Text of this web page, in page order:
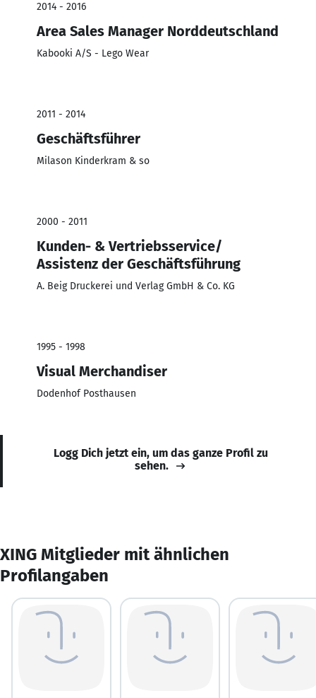
2014 - 2016
Area Sales Manager Norddeutschland
Kabooki A/S - Lego Wear
2011 - 2014
Geschäftsführer
Milason Kinderkram & so
2000 - 2011
Kunden- & Vertriebsservice/
Assistenz der Geschäftsführung
A. Beig Druckerei und Verlag GmbH & Co. KG
1995 - 1998
Visual Merchandiser
Dodenhof Posthausen
Logg Dich jetzt ein, um das ganze Profil zu
sehen.
XING Mitglieder mit ähnlichen
Profilangaben